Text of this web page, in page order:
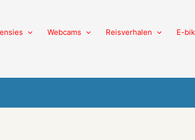
Webcams Reisverhalen E-